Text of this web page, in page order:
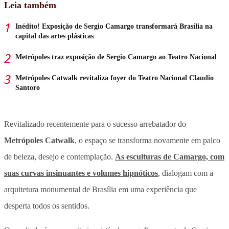
Leia também
Inédito! Exposição de Sergio Camargo transformará Brasília na
capital das artes plásticas
Metrópoles traz exposição de Sergio Camargo ao Teatro Nacional
Metrópoles Catwalk revitaliza foyer do Teatro Nacional Claudio
Santoro
Revitalizado recentemente para o sucesso arrebatador do
Metrópoles Catwalk, o espaço se transforma novamente em palco
de beleza, desejo e contemplação. As esculturas de Camargo, com
suas curvas insinuantes e volumes hipnóticos, dialogam com a
arquitetura monumental de Brasília em uma experiência que
desperta todos os sentidos.